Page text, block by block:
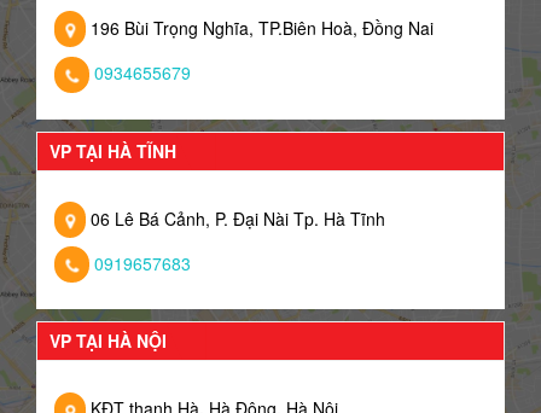
196 Bùi Trọng Nghĩa, TP.Biên Hoà, Đồng Nai
0934655679
VP TẠI HÀ TĨNH
06 Lê Bá Cảnh, P. Đại Nài Tp. Hà Tĩnh
0919657683
VP TẠI HÀ NỘI